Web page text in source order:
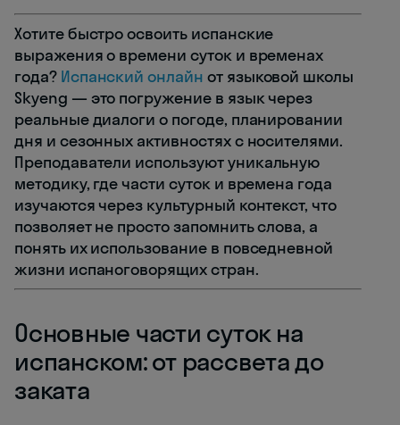
Хотите быстро освоить испанские
выражения о времени суток и временах
года? Испанский онлайн от языковой школы
Skyeng — это погружение в язык через
реальные диалоги о погоде, планировании
дня и сезонных активностях с носителями.
Преподаватели используют уникальную
методику, где части суток и времена года
изучаются через культурный контекст, что
позволяет не просто запомнить слова, а
понять их использование в повседневной
жизни испаноговорящих стран.
Основные части суток на
испанском: от рассвета до
заката